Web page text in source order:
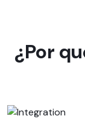
¿Por